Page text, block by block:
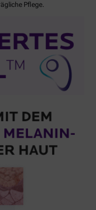
Pflege.